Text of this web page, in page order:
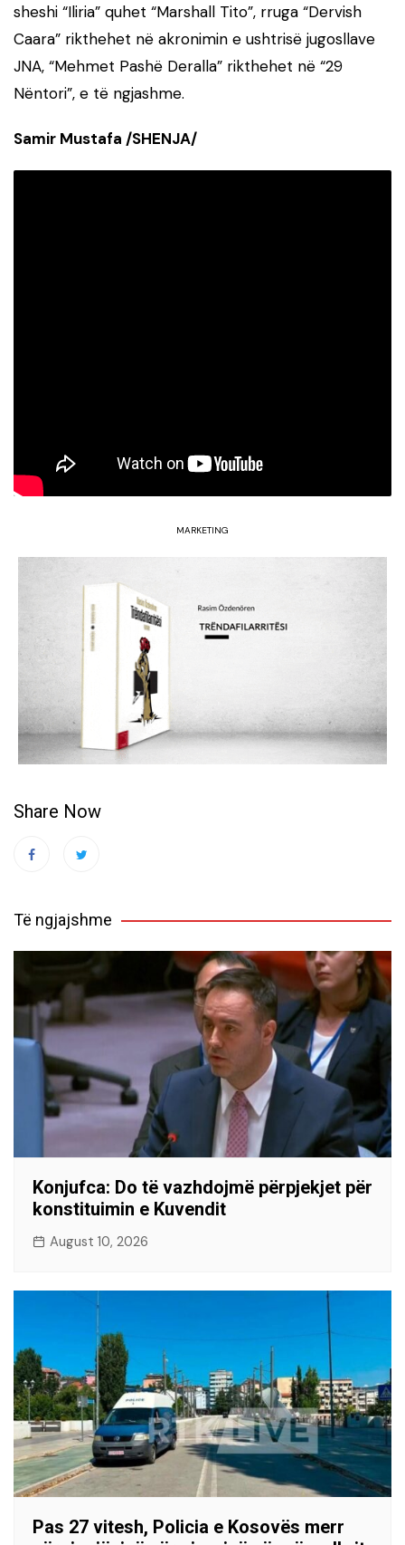
sheshi “Iliria” quhet “Marshall Tito”, rruga “Dervish
Caara” rikthehet në akronimin e ushtrisë jugosllave
JNA, “Mehmet Pashë Deralla” rikthehet në “29
Nëntori”, e të ngjashme.
Samir Mustafa /SHENJA/
MARKETING
Share Now
Të ngjajshme
Konjufca: Do të vazhdojmë përpjekjet për
konstituimin e Kuvendit
August 10, 2026
Pas 27 vitesh, Policia e Kosovës merr